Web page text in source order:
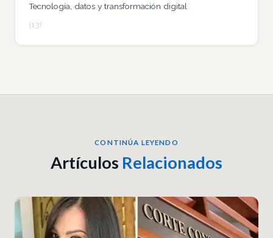
Tecnología, datos y transformación digital
(13)
CONTINÚA LEYENDO
Artículos Relacionados